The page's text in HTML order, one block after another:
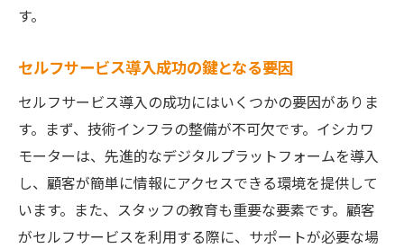
未来を見据えたセルフサービスの革新
す。
セルフサービス導入成功の鍵となる要因
セルフサービス導入の成功にはいくつかの要因がありま
す。まず、技術インフラの整備が不可欠です。イシカワ
モーターは、先進的なデジタルプラットフォームを導入
し、顧客が簡単に情報にアクセスできる環境を提供して
います。また、スタッフの教育も重要な要素です。顧客
がセルフサービスを利用する際に、サポートが必要な場